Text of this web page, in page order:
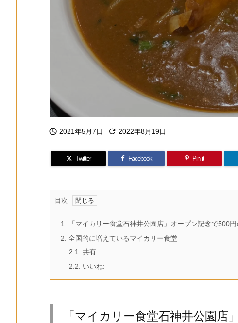
 2021年5月7日  2022年8月19日
Twitter Facebook Pin it
目次
1. 「マイカリー食堂石神井公園店」オープン記念で500
2. 全国的に増えているマイカリー食堂
2.1. 共有:
2.2. いいね:
「マイカリー食堂石神井公園店